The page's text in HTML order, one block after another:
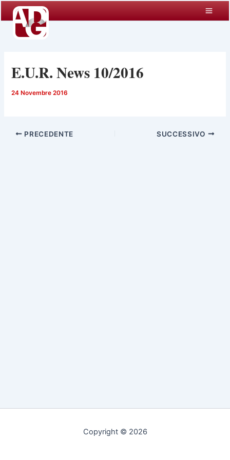
contenuto
E.U.R. News 10/2016
24 Novembre 2016
PRECEDENTE SUCCESSIVO
Copyright © 2026